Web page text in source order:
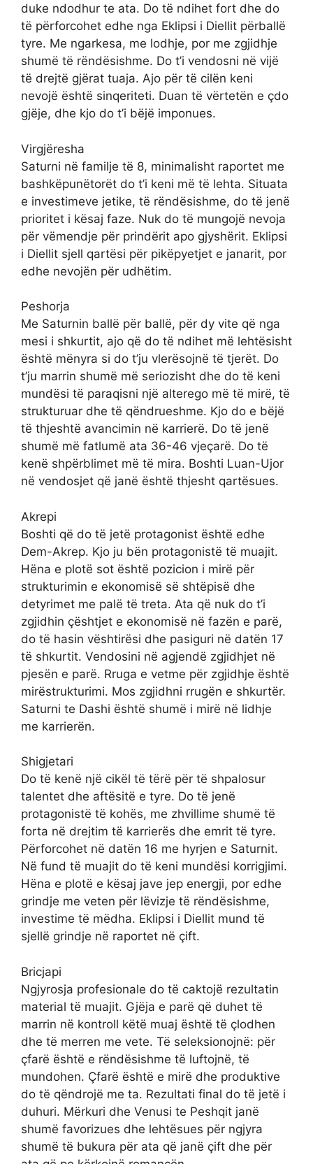
duke ndodhur te ata. Do të ndihet fort dhe do
të përforcohet edhe nga Eklipsi i Diellit përballë
tyre. Me ngarkesa, me lodhje, por me zgjidhje
shumë të rëndësishme. Do t’i vendosni në vijë
të drejtë gjërat tuaja. Ajo për të cilën keni
nevojë është sinqeriteti. Duan të vërtetën e çdo
gjëje, dhe kjo do t’i bëjë imponues.
Virgjëresha
Saturni në familje të 8, minimalisht raportet me
bashkëpunëtorët do t’i keni më të lehta. Situata
e investimeve jetike, të rëndësishme, do të jenë
prioritet i kësaj faze. Nuk do të mungojë nevoja
për vëmendje për prindërit apo gjyshërit. Eklipsi
i Diellit sjell qartësi për pikëpyetjet e janarit, por
edhe nevojën për udhëtim.
Peshorja
Me Saturnin ballë për ballë, për dy vite që nga
mesi i shkurtit, ajo që do të ndihet më lehtësisht
është mënyra si do t’ju vlerësojnë të tjerët. Do
t’ju marrin shumë më seriozisht dhe do të keni
mundësi të paraqisni një alterego më të mirë, të
strukturuar dhe të qëndrueshme. Kjo do e bëjë
të thjeshtë avancimin në karrierë. Do të jenë
shumë më fatlumë ata 36-46 vjeçarë. Do të
kenë shpërblimet më të mira. Boshti Luan-Ujor
në vendosjet që janë është thjesht qartësues.
Akrepi
Boshti që do të jetë protagonist është edhe
Dem-Akrep. Kjo ju bën protagonistë të muajit.
Hëna e plotë sot është pozicion i mirë për
strukturimin e ekonomisë së shtëpisë dhe
detyrimet me palë të treta. Ata që nuk do t’i
zgjidhin çështjet e ekonomisë në fazën e parë,
do të hasin vështirësi dhe pasiguri në datën 17
të shkurtit. Vendosini në agjendë zgjidhjet në
pjesën e parë. Rruga e vetme për zgjidhje është
mirëstrukturimi. Mos zgjidhni rrugën e shkurtër.
Saturni te Dashi është shumë i mirë në lidhje
me karrierën.
Shigjetari
Do të kenë një cikël të tërë për të shpalosur
talentet dhe aftësitë e tyre. Do të jenë
protagonistë të kohës, me zhvillime shumë të
forta në drejtim të karrierës dhe emrit të tyre.
Përforcohet në datën 16 me hyrjen e Saturnit.
Në fund të muajit do të keni mundësi korrigjimi.
Hëna e plotë e kësaj jave jep energji, por edhe
grindje me veten për lëvizje të rëndësishme,
investime të mëdha. Eklipsi i Diellit mund të
sjellë grindje në raportet në çift.
Bricjapi
Ngjyrosja profesionale do të caktojë rezultatin
material të muajit. Gjëja e parë që duhet të
marrin në kontroll këtë muaj është të çlodhen
dhe të merren me vete. Të seleksionojnë: për
çfarë është e rëndësishme të luftojnë, të
mundohen. Çfarë është e mirë dhe produktive
do të qëndrojë me ta. Rezultati final do të jetë i
duhuri. Mërkuri dhe Venusi te Peshqit janë
shumë favorizues dhe lehtësues për ngjyra
shumë të bukura për ata që janë çift dhe për